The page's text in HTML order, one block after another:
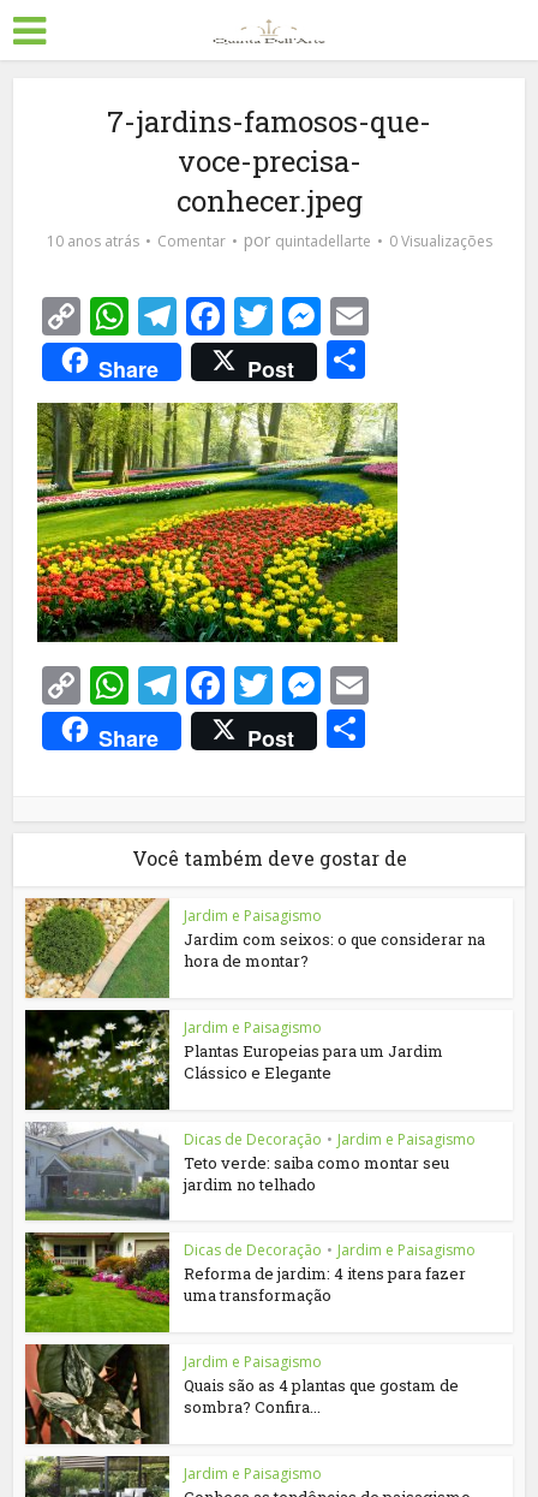
7-jardins-famosos-que-
voce-precisa-
conhecer.jpeg
10 anos atrás Comentar por quintadellarte 0 Visualizações
Copy
Link
WhatsApp
Telegram
Facebook
TwitterMessenger
Share Post
Copy
Link
WhatsApp
Telegram
Facebook
TwitterMessenger
Share Post
Você também deve gostar de
Jardim e Paisagismo
Jardim com seixos: o que considerar na
hora de montar?
Jardim e Paisagismo
Plantas Europeias para um Jardim
Clássico e Elegante
Dicas de Decoração • Jardim e Paisagismo
Teto verde: saiba como montar seu
jardim no telhado
Dicas de Decoração • Jardim e Paisagismo
Reforma de jardim: 4 itens para fazer
uma transformação
Jardim e Paisagismo
Quais são as 4 plantas que gostam de
sombra? Confira...
Jardim e Paisagismo